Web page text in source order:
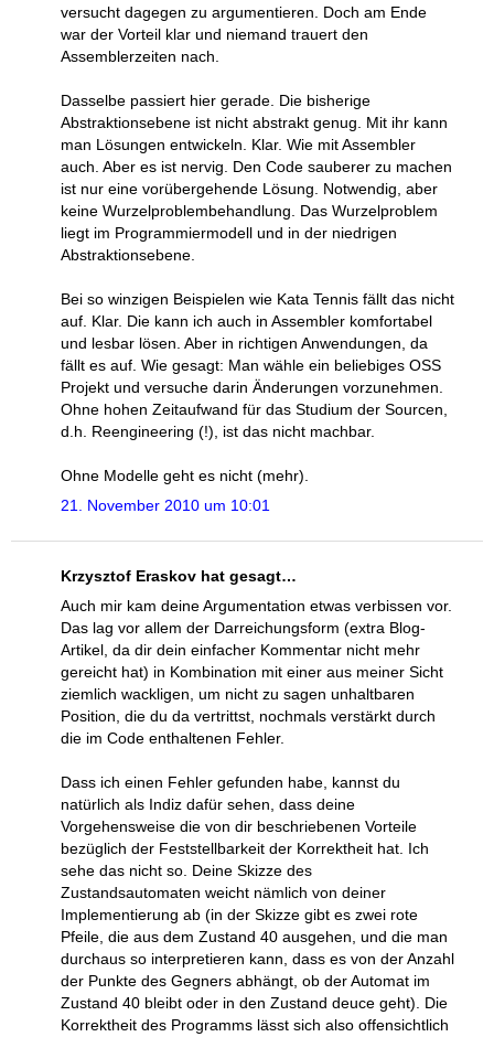
versucht dagegen zu argumentieren. Doch am Ende
war der Vorteil klar und niemand trauert den
Assemblerzeiten nach.
Dasselbe passiert hier gerade. Die bisherige
Abstraktionsebene ist nicht abstrakt genug. Mit ihr kann
man Lösungen entwickeln. Klar. Wie mit Assembler
auch. Aber es ist nervig. Den Code sauberer zu machen
ist nur eine vorübergehende Lösung. Notwendig, aber
keine Wurzelproblembehandlung. Das Wurzelproblem
liegt im Programmiermodell und in der niedrigen
Abstraktionsebene.
Bei so winzigen Beispielen wie Kata Tennis fällt das nicht
auf. Klar. Die kann ich auch in Assembler komfortabel
und lesbar lösen. Aber in richtigen Anwendungen, da
fällt es auf. Wie gesagt: Man wähle ein beliebiges OSS
Projekt und versuche darin Änderungen vorzunehmen.
Ohne hohen Zeitaufwand für das Studium der Sourcen,
d.h. Reengineering (!), ist das nicht machbar.
Ohne Modelle geht es nicht (mehr).
21. November 2010 um 10:01
Krzysztof Eraskov hat gesagt…
Auch mir kam deine Argumentation etwas verbissen vor.
Das lag vor allem der Darreichungsform (extra Blog-
Artikel, da dir dein einfacher Kommentar nicht mehr
gereicht hat) in Kombination mit einer aus meiner Sicht
ziemlich wackligen, um nicht zu sagen unhaltbaren
Position, die du da vertrittst, nochmals verstärkt durch
die im Code enthaltenen Fehler.
Dass ich einen Fehler gefunden habe, kannst du
natürlich als Indiz dafür sehen, dass deine
Vorgehensweise die von dir beschriebenen Vorteile
bezüglich der Feststellbarkeit der Korrektheit hat. Ich
sehe das nicht so. Deine Skizze des
Zustandsautomaten weicht nämlich von deiner
Implementierung ab (in der Skizze gibt es zwei rote
Pfeile, die aus dem Zustand 40 ausgehen, und die man
durchaus so interpretieren kann, dass es von der Anzahl
der Punkte des Gegners abhängt, ob der Automat im
Zustand 40 bleibt oder in den Zustand deuce geht). Die
Korrektheit des Programms lässt sich also offensichtlich